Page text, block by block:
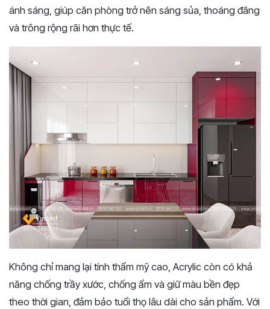
ánh sáng, giúp căn phòng trở nên sáng sủa, thoáng đãng
và trông rộng rãi hơn thực tế.
Không chỉ mang lại tính thẩm mỹ cao, Acrylic còn có khả
năng chống trầy xước, chống ẩm và giữ màu bền đẹp
theo thời gian, đảm bảo tuổi thọ lâu dài cho sản phẩm. Với